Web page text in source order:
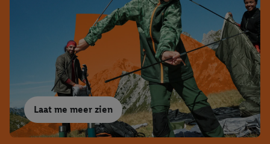
Laat me meer zien